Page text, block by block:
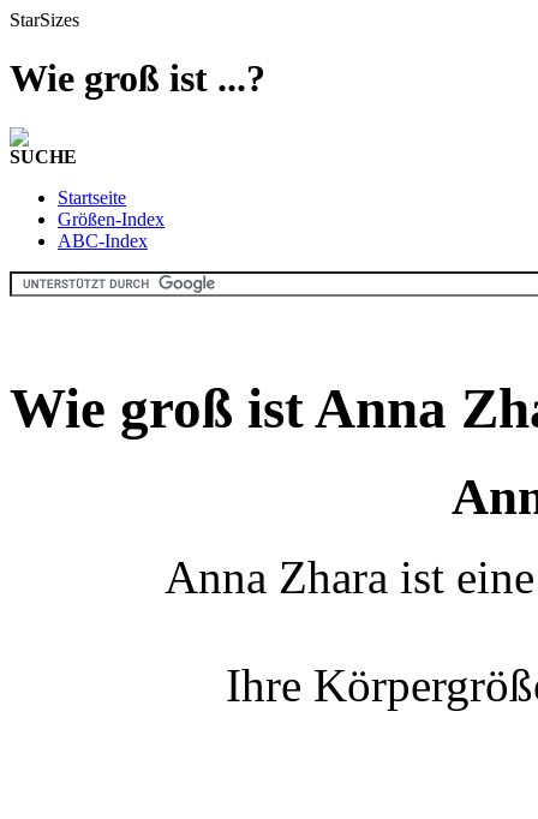
StarSizes
Wie groß ist ...?
SUCHE
Startseite
Größen-Index
ABC-Index
Wie groß ist Anna
Anna Zhara ist
Ihre